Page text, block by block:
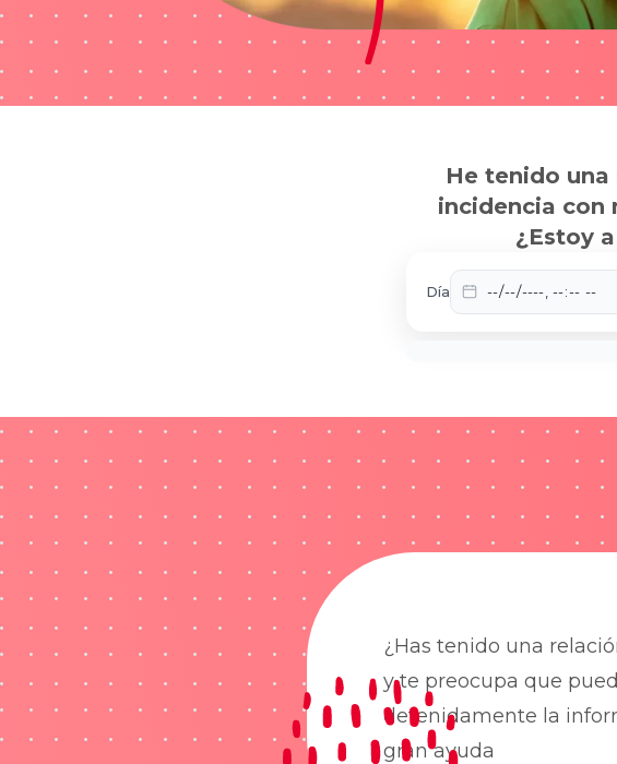
He tenido
incidencia
¿Estoy
Día
¿Has tenido una
y te preocupa que
detenidamente la
gran ayuda